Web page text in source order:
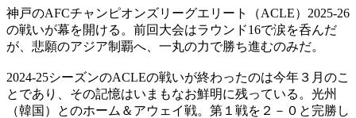
神戸のAFCチャンピオンズリーグエリート（ACLE）2025-26
の戦いが幕を開ける。前回大会はラウンド16で涙を呑んだ
が、悲願のアジア制覇へ、一丸の力で勝ち進むのみだ。
2024-25シーズンのACLEの戦いが終わったのは今年３月のこ
とであり、その記憶はいまもなお鮮明に残っている。光州
（韓国）とのホーム＆アウェイ戦。第１戦を２－０と完勝し